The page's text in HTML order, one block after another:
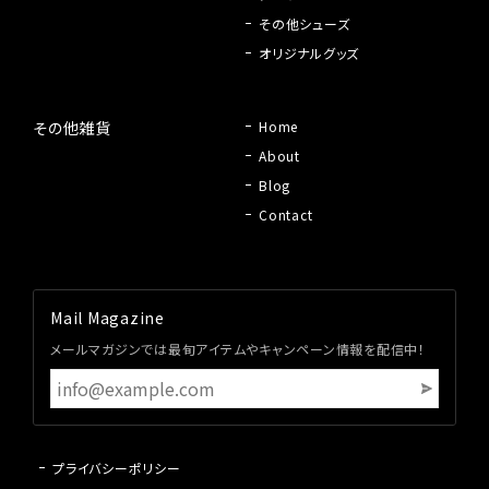
その他シューズ
オリジナルグッズ
その他雑貨
Home
About
Blog
Contact
Mail Magazine
メールマガジンでは最旬アイテムやキャンペーン情報を配信中！
プライバシーポリシー